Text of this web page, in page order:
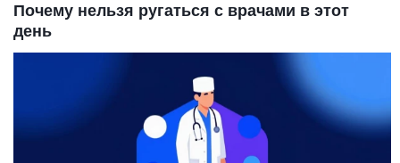
Почему нельзя ругаться с врачами в этот
день